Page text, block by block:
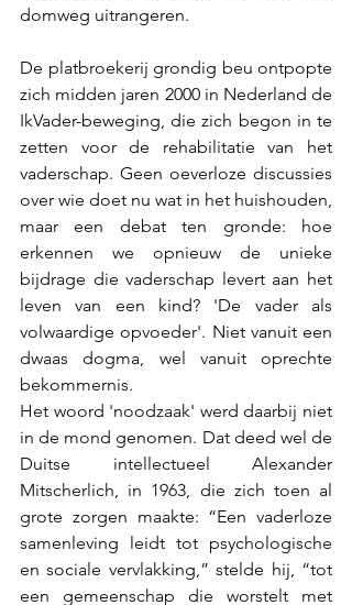
domweg uitrangeren.
De platbroekerij grondig beu ontpopte
zich midden jaren 2000 in Nederland de
IkVader-beweging, die zich begon in te
zetten voor de rehabilitatie van het
vaderschap. Geen oeverloze discussies
over wie doet nu wat in het huishouden,
maar een debat ten gronde: hoe
erkennen we opnieuw de unieke
bijdrage die vaderschap levert aan het
leven van een kind? 'De vader als
volwaardige opvoeder'. Niet vanuit een
dwaas dogma, wel vanuit oprechte
bekommernis.
Het woord 'noodzaak' werd daarbij niet
in de mond genomen. Dat deed wel de
Duitse intellectueel Alexander
Mitscherlich, in 1963, die zich toen al
grote zorgen maakte: “Een vaderloze
samenleving leidt tot psychologische
en sociale vervlakking,” stelde hij, “tot
een gemeenschap die worstelt met